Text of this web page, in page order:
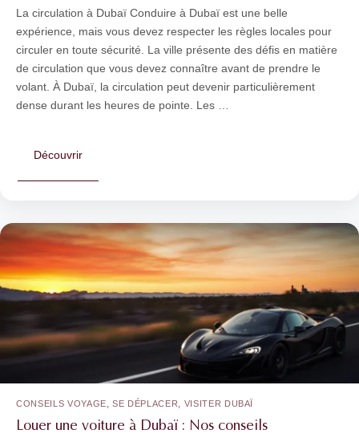
La circulation à Dubaï Conduire à Dubaï est une belle
expérience, mais vous devez respecter les règles locales pour
circuler en toute sécurité. La ville présente des défis en matière
de circulation que vous devez connaître avant de prendre le
volant. À Dubaï, la circulation peut devenir particulièrement
dense durant les heures de pointe. Les …
Découvrir
Louer une voiture à Dubaï : Nos conseils
CONSEILS VOYAGE,SE DÉPLACER, VISITER DUBAÏ